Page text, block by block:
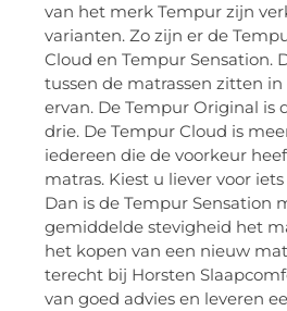
van het merk Tempur zijn
varianten. Zo zijn er de
Cloud en Tempur Sensation.
tussen de matrassen zitten
ervan. De Tempur Original is
drie. De Tempur Cloud is
iedereen die de voorkeur
matras. Kiest u liever voor
Dan is de Tempur Sensation
gemiddelde stevigheid het
het kopen van een nieuw
terecht bij Horsten
van goed advies en leveren